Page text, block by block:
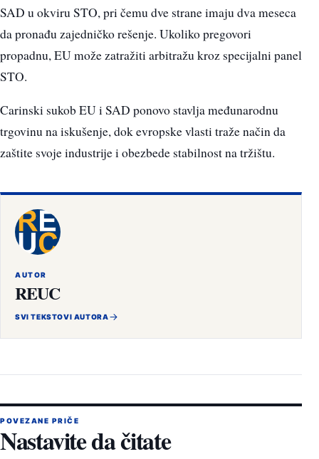
SAD u okviru STO, pri čemu dve strane imaju dva meseca
da pronađu zajedničko rešenje. Ukoliko pregovori
propadnu, EU može zatražiti arbitražu kroz specijalni panel
STO.
Carinski sukob EU i SAD ponovo stavlja međunarodnu
trgovinu na iskušenje, dok evropske vlasti traže način da
zaštite svoje industrije i obezbede stabilnost na tržištu.
AUTOR
REUC
SVI TEKSTOVI AUTORA
POVEZANE PRIČE
Nastavite da čitate